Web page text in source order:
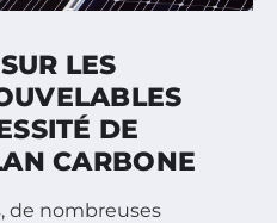
LES
DE
CARBONE
de nombreuses